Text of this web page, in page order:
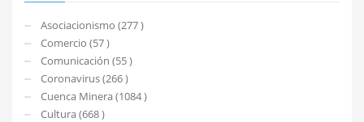
Asociacionismo (277 )
Comercio (57 )
Comunicación (55 )
Coronavirus (266 )
Cuenca Minera (1084 )
Cultura (668 )